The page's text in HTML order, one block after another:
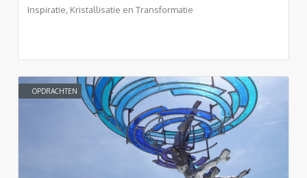
Inspiratie, Kristallisatie en Transformatie
OPDRACHTEN